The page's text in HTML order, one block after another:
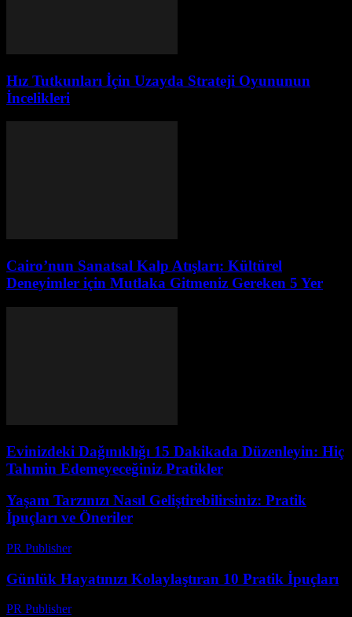
Hız Tutkunları İçin Uzayda Strateji Oyununun
İncelikleri
Cairo’nun Sanatsal Kalp Atışları: Kültürel
Deneyimler için Mutlaka Gitmeniz Gereken 5 Yer
Evinizdeki Dağınıklığı 15 Dakikada Düzenleyin: Hiç
Tahmin Edemeyeceğiniz Pratikler
Yaşam Tarzınızı Nasıl Geliştirebilirsiniz: Pratik
İpuçları ve Öneriler
PR Publisher-
Günlük Hayatınızı Kolaylaştıran 10 Pratik İpuçları
PR Publisher-